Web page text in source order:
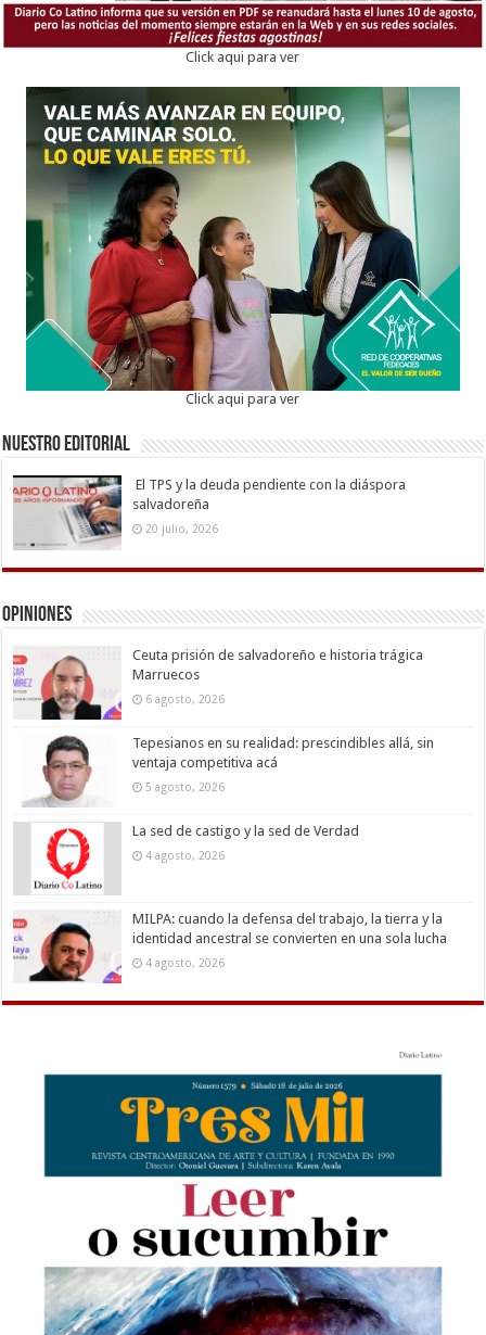
Click aqui para ver
Click aqui para ver
Nuestro Editorial
El TPS y la deuda pendiente con la diáspora
salvadoreña
20 julio, 2026
Opiniones
Ceuta prisión de salvadoreño e historia trágica
Marruecos
6 agosto, 2026
Tepesianos en su realidad: prescindibles allá, sin
ventaja competitiva acá
5 agosto, 2026
La sed de castigo y la sed de Verdad
4 agosto, 2026
MILPA: cuando la defensa del trabajo, la tierra y la
identidad ancestral se convierten en una sola lucha
4 agosto, 2026